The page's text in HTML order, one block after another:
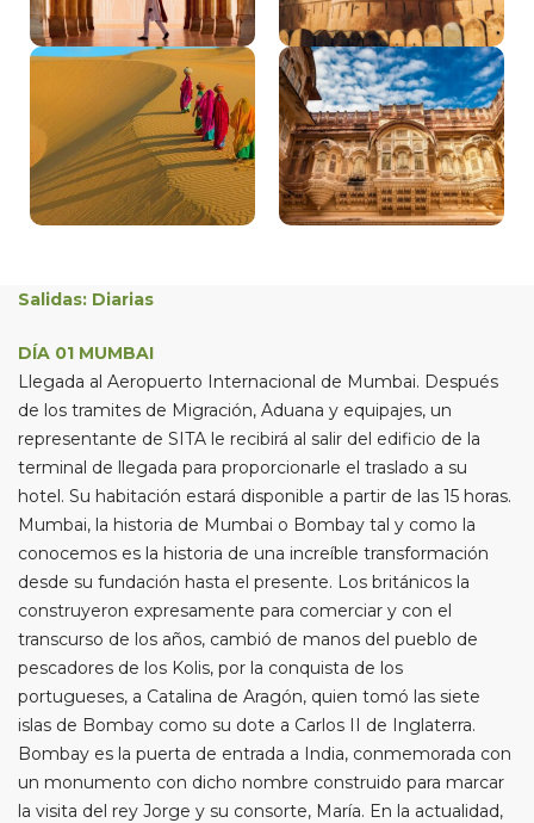
Salidas: Diarias
DÍA 01 MUMBAI
Llegada al Aeropuerto Internacional de Mumbai. Después
de los tramites de Migración, Aduana y equipajes, un
representante de SITA le recibirá al salir del edificio de la
terminal de llegada para proporcionarle el traslado a su
hotel. Su habitación estará disponible a partir de las 15 horas.
Mumbai, la historia de Mumbai o Bombay tal y como la
conocemos es la historia de una increíble transformación
desde su fundación hasta el presente. Los británicos la
construyeron expresamente para comerciar y con el
transcurso de los años, cambió de manos del pueblo de
pescadores de los Kolis, por la conquista de los
portugueses, a Catalina de Aragón, quien tomó las siete
islas de Bombay como su dote a Carlos II de Inglaterra.
Bombay es la puerta de entrada a India, conmemorada con
un monumento con dicho nombre construido para marcar
la visita del rey Jorge y su consorte, María. En la actualidad,